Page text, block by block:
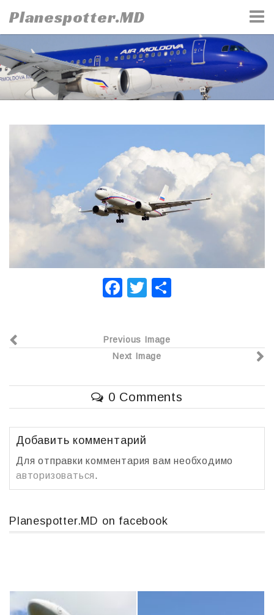
to
content
Planespotter.MD
F
e
b
o
o
k
T
er р
в
и
т
Previous Image
Next Image
0 Comments
Добавить комментарий
Для отправки комментария вам необходимо
авторизоваться.
Planespotter.MD on facebook